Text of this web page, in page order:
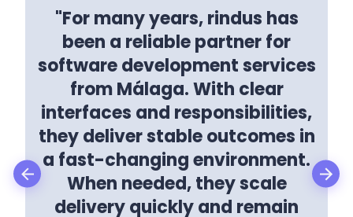
"For many years, rindus has
been a reliable partner for
software development services
from Málaga. With clear
interfaces and responsibilities,
they deliver stable outcomes in
a fast-changing environment.
When needed, they scale
delivery quickly and remain